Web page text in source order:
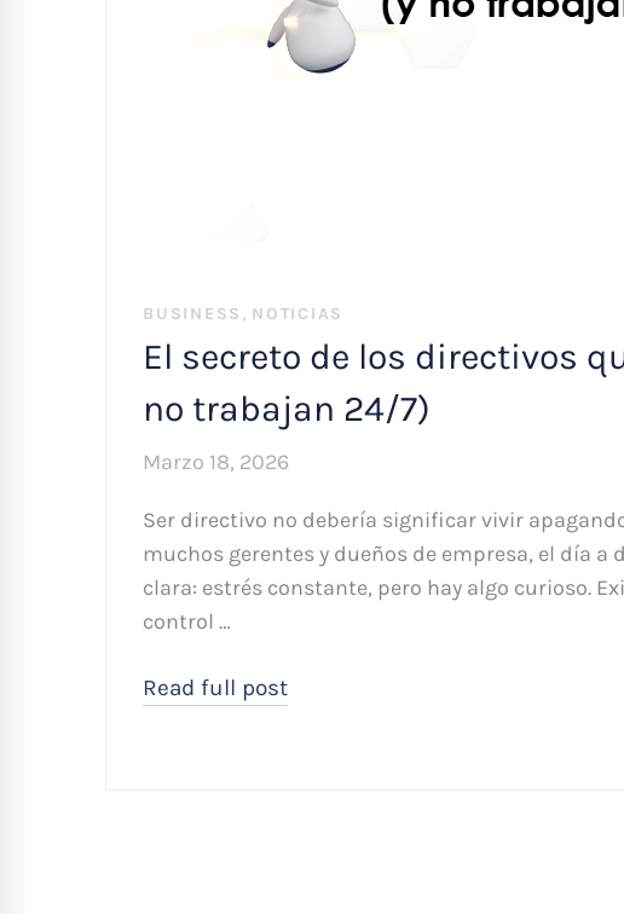
BUSINESS , NOTICIAS
El secreto de los directivos
no trabajan 24/7)
Marzo 18, 2026
Ser directivo no debería significar vivir
muchos gerentes y dueños de empresa, el día a
clara: estrés constante, pero hay algo curioso.
control …
Read full post